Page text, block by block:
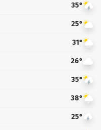
35°
25°
31°
26°
35°
38°
25°